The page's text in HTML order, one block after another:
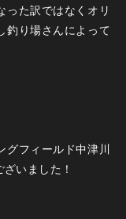
った訳ではなくオリ
釣り場さんによって
グフィールド中津川
いました！